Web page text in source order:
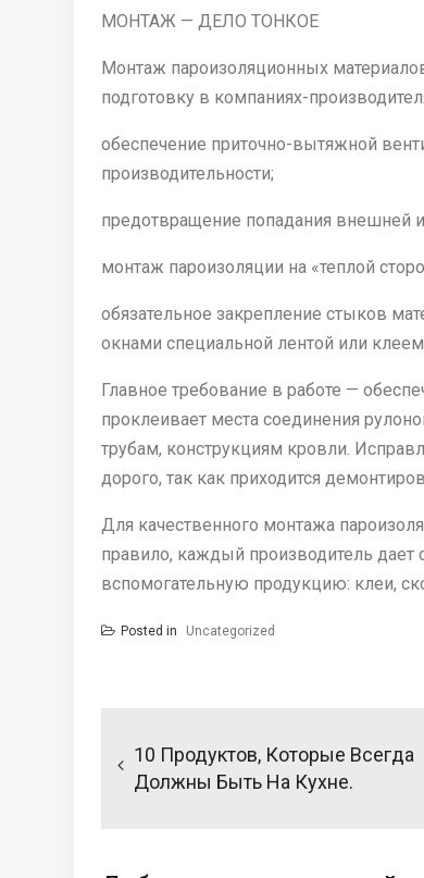
МОНТАЖ — ДЕЛО ТОНКОЕ
Монтаж пароизоляционных
подготовку в компаниях-
обеспечение приточно-вытяжной
производительности;
предотвращение попадания внешней
монтаж пароизоляции на «теплой
обязательное закрепление стыков
окнами специальной лентой или
Главное требование в работе —
проклеивает места соединения
трубам, конструкциям кровли.
дорого, так как приходится
Для качественного монтажа
правило, каждый производитель
вспомогательную продукцию: клеи,
Posted in Uncategorized
записям
10 Продуктов, Которые Всегда
Должны Быть На Кухне.